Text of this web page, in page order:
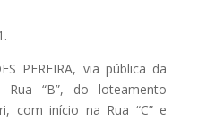
PEREIRA, via pública da
Rua “B”, do loteamento
com início na Rua “C” e